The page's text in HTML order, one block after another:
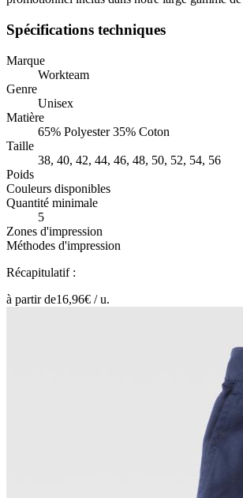
Spécifications techniques
Marque
Workteam
Genre
Unisex
Matière
65% Polyester 35% Coton
Taille
38, 40, 42, 44, 46, 48, 50, 52, 54, 56
Poids
Couleurs disponibles
Quantité minimale
5
Zones d'impression
Méthodes d'impression
Récapitulatif :
à partir de16,96€ /u.